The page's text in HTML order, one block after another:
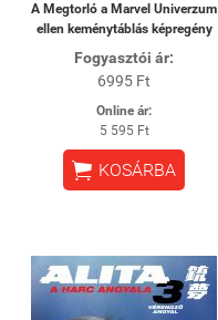
A Megtorló a Marvel Univerzum
ellen keménytáblás képregény
Fogyasztói ár:
6995 Ft
Online ár:
5 595 Ft
 KOSÁRBA